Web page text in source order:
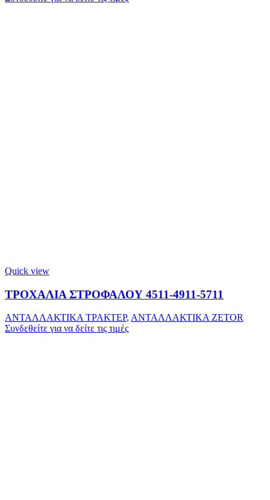
Quick view
ΤΡΟΧΑΛΙΑ ΣΤΡΟΦΑΛΟΥ 4511-4911-5711
ΑΝΤΑΛΛΑΚΤΙΚΑ ΤΡΑΚΤΕΡ, ΑΝΤΑΛΛΑΚΤΙΚΑ ZETOR
Συνδεθείτε για να δείτε τις τιμές